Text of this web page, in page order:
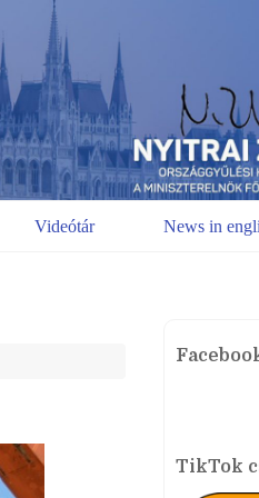
Videótár News in
TikTok